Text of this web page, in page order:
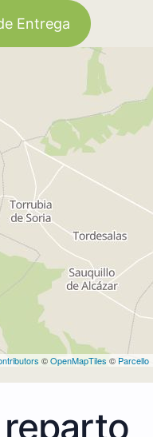
Entrega
©OpenMapTiles © Parcello